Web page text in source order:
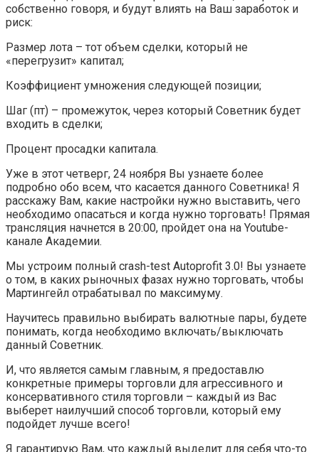
собственно говоря, и будут влиять на Ваш заработок и
риск:
Размер лота – тот объем сделки, который не
«перегрузит» капитал;
Коэффициент умножения следующей позиции;
Шаг (пт) – промежуток, через который Советник будет
входить в сделки;
Процент просадки капитала.
Уже в этот четверг, 24 ноября Вы узнаете более
подробно обо всем, что касается данного Советника! Я
расскажу Вам, какие настройки нужно выставить, чего
необходимо опасаться и когда нужно торговать! Прямая
трансляция начнется в 20:00, пройдет она на Youtube-
канале Академии.
Мы устроим полный crash-test Autoprofit 3.0! Вы узнаете
о том, в каких рыночных фазах нужно торговать, чтобы
Мартингейл отрабатывал по максимуму.
Научитесь правильно выбирать валютные пары, будете
понимать, когда необходимо включать/выключать
данный Советник.
И, что является самым главным, я предоставлю
конкретные примеры торговли для агрессивного и
консервативного стиля торговли – каждый из Вас
выберет наилучший способ торговли, который ему
подойдет лучше всего!
Я гарантирую Вам, что каждый выделит для себя что-то